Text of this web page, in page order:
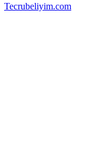
Tecrubeliyim.com